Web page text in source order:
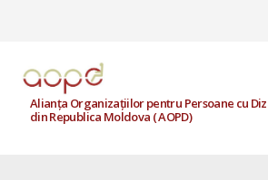
Alianța Organizațiilor pentru Persoane cu
din Republica Moldova ( AOPD)